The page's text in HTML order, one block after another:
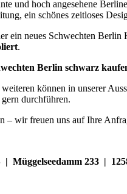
und hoch angesehene
ein schönes zeitloses
ein neues Schwechten Berlin
.
Berlin schwarz
können in unserer
durchführen.
– wir freuen uns auf Ihre
Müggelseedamm 233 |